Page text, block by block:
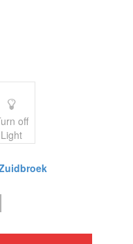
off
Light